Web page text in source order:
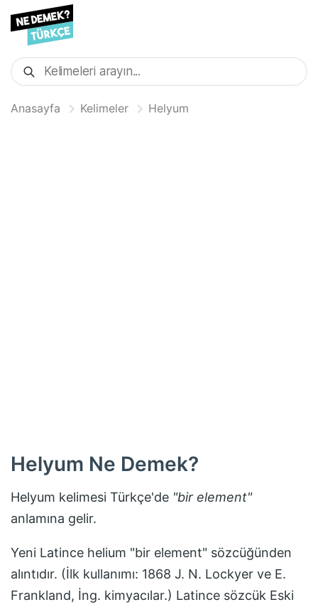
Anasayfa Kelimeler Helyum
Helyum Ne Demek?
Helyum kelimesi Türkçe'de "bir element"
anlamına gelir.
Yeni Latince helium "bir element" sözcüğünden
alıntıdır. (İlk kullanımı: 1868 J. N. Lockyer ve E.
Frankland, İng. kimyacılar.) Latince sözcük Eski